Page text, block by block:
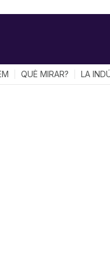
QUÈ MIRAR? LA